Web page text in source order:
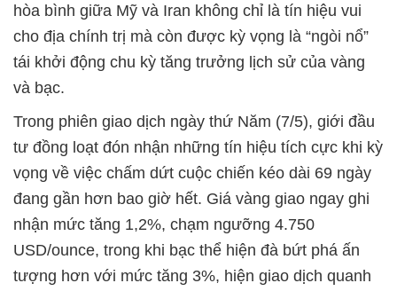
hòa bình giữa Mỹ và Iran không chỉ là tín hiệu vui
cho địa chính trị mà còn được kỳ vọng là “ngòi nổ”
tái khởi động chu kỳ tăng trưởng lịch sử của vàng
và bạc.
Trong phiên giao dịch ngày thứ Năm (7/5), giới đầu
tư đồng loạt đón nhận những tín hiệu tích cực khi kỳ
vọng về việc chấm dứt cuộc chiến kéo dài 69 ngày
đang gần hơn bao giờ hết. Giá vàng giao ngay ghi
nhận mức tăng 1,2%, chạm ngưỡng 4.750
USD/ounce, trong khi bạc thể hiện đà bứt phá ấn
tượng hơn với mức tăng 3%, hiện giao dịch quanh